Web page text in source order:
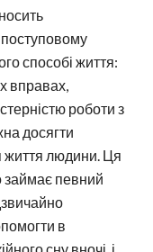
поступовому
способі життя:
вправах,
роботи з
досягти
життя людини. Ця
займає певний
в